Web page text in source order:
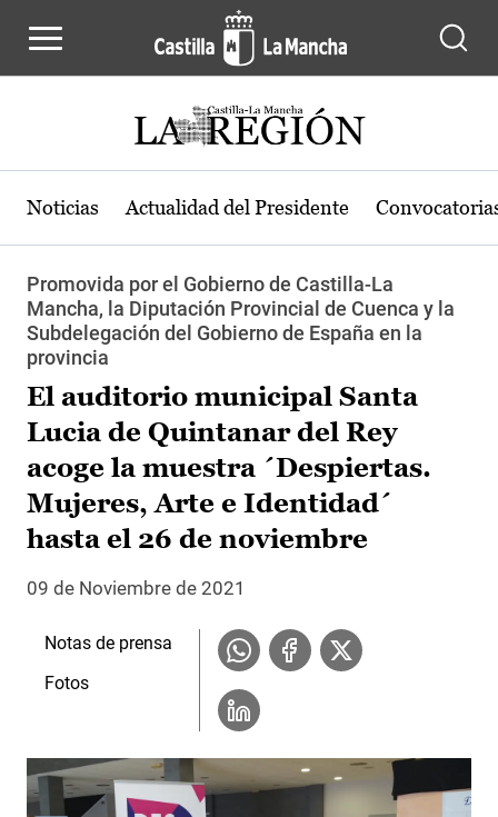
Noticias Actualidad del Presidente
Promovida por el Gobierno de Castilla-La
Mancha, la Diputación Provincial de Cuenca y la
Subdelegación del Gobierno de España en la
provincia
El auditorio municipal Santa
Lucia de Quintanar del Rey
acoge la muestra ´Despiertas.
Mujeres, Arte e Identidad´
hasta el 26 de noviembre
09 de Noviembre de 2021
Notas de prensa
Fotos